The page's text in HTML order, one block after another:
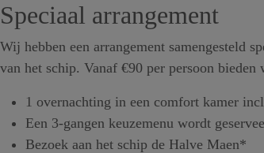
Speciaal arrangement
Wij hebben een arrangement samengesteld
van het schip. Vanaf €90 per persoon
1 overnachting in een comfort kamer
Een 3-gangen keuzemenu wordt
Bezoek aan het schip de Halve Maen*